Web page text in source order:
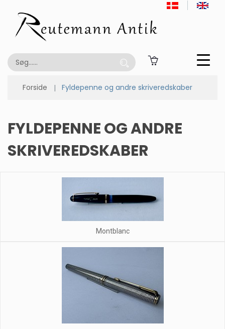
Forside Fyldepenne og andre skriveredskaber
FYLDEPENNE OG ANDRE
SKRIVEREDSKABER
Montblanc